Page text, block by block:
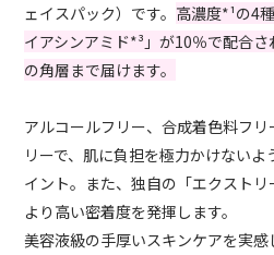
ェイスパック）です。 高濃度*¹の4
イアシンアミド*³」が10％で配合
の角層まで届けます。
アルコールフリー、合成着色料フ
リーで、肌に負担を極力かけない
イント。また、独自の「エクスト
より高い密着度を発揮します。
美容液級の手厚いスキンケアを実